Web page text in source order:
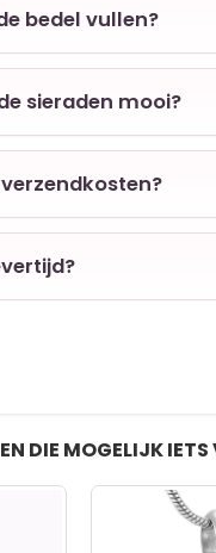
bedel vullen?
sieraden mooi?
DIE MOGELIJK